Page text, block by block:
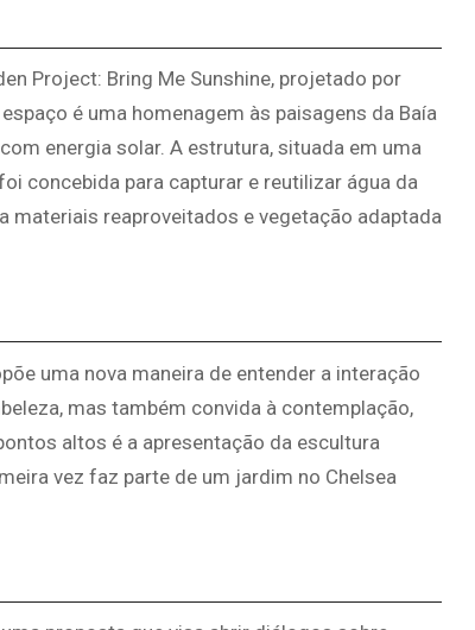
Project: Bring Me Sunshine, projetado por
é uma homenagem às paisagens da Baía
energia solar. A estrutura, situada em uma
concebida para capturar e reutilizar água da
materiais reaproveitados e vegetação adaptada
uma nova maneira de entender a interação
mas também convida à contemplação,
altos é a apresentação da escultura
vez faz parte de um jardim no Chelsea